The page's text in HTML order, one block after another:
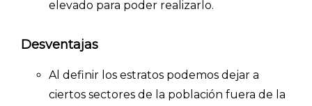
elevado para poder realizarlo.
Desventajas
Al definir los estratos podemos dejar a
ciertos sectores de la población fuera de la